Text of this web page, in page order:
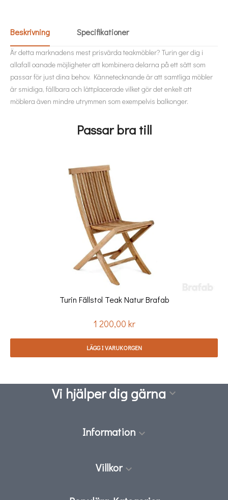
Beskrivning Specifikationer
Är detta marknadens mest prisvärda teakmöbler? Turin ger dig i
allafall oanade möjligheter att kombinera delarna på ett sätt som
passar för just dina behov. Kännetecknande är att samtliga möbler
är smidiga, fällbara och lättplacerade vilket gör det enkelt att
möblera även mindre utrymmen som exempelvis balkonger.
Passar bra till
Turin Fällstol Teak Natur Brafab
Pris
1 200,00 kr
LÄGG I VARUKORGEN
Vi hjälper dig gärna 
Information 
Villkor 